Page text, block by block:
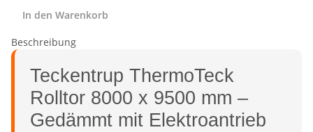
In den Warenkorb
Beschreibung
Teckentrup ThermoTeck
Rolltor 8000 x 9500 mm –
Gedämmt mit Elektroantrieb